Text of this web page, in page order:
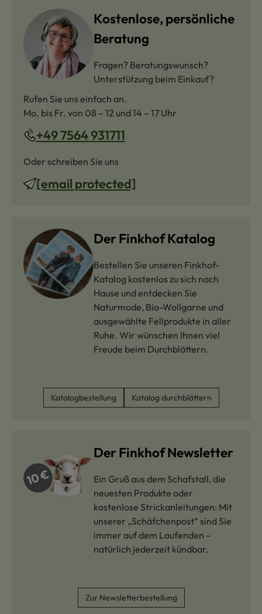
Kostenlose, persönliche
Beratung
Fragen? Beratungswunsch?
Unterstützung beim Einkauf?
Rufen Sie uns einfach an.
Mo. bis Fr. von 08 – 12 und 14 – 17 Uhr
+49 7564 931711
Oder schreiben Sie uns
[email protected]
Der Finkhof Katalog
Bestellen Sie unseren Finkhof-
Katalog kostenlos zu sich nach
Hause und entdecken Sie
Naturmode, Bio-Wollgarne und
ausgewählte Fellprodukte in aller
Ruhe. Wir wünschen Ihnen viel
Freude beim Durchblättern.
Katalogbestellung Katalog durchblättern
Der Finkhof Newsletter
Ein Gruß aus dem Schafstall, die
neuesten Produkte oder
kostenlose Strickanleitungen: Mit
unserer „Schäfchenpost“ sind Sie
immer auf dem Laufenden –
natürlich jederzeit kündbar.
Zur Newsletterbestellung